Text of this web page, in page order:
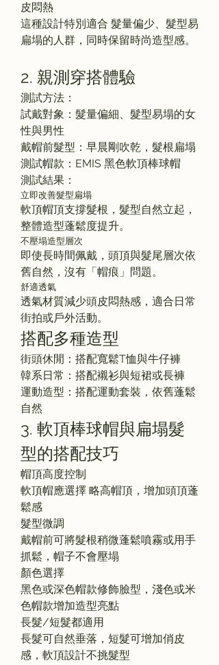
皮悶熱
這種設計特別適合 髮量偏少、髮型易
扁塌的人群，同時保留時尚造型感。
2. 親測穿搭體驗
測試方法：
試戴對象：髮量偏細、髮型易塌的女
性與男性
戴帽前髮型：早晨剛吹乾，髮根扁塌
測試帽款：EMIS 黑色軟頂棒球帽
測試結果：
立即改善髮型扁塌
軟頂帽頂支撐髮根，髮型自然立起，
整體造型蓬鬆度提升。
不壓塌造型層次
即使長時間佩戴，頭頂與髮尾層次依
舊自然，沒有「帽痕」問題。
舒適透氣
透氣材質減少頭皮悶熱感，適合日常
街拍或戶外活動。
搭配多種造型
街頭休閒：搭配寬鬆T恤與牛仔褲
韓系日常：搭配襯衫與短裙或長褲
運動造型：搭配運動套裝，依舊蓬鬆
自然
3. 軟頂棒球帽與扁塌髮
型的搭配技巧
帽頂高度控制
軟頂帽應選擇 略高帽頂，增加頭頂蓬
鬆感
髮型微調
戴帽前可將髮根稍微蓬鬆噴霧或用手
抓鬆，帽子不會壓塌
顏色選擇
黑色或深色帽款修飾臉型，淺色或米
色帽款增加造型亮點
長髮/短髮都適用
長髮可自然垂落，短髮可增加俏皮
感，軟頂設計不挑髮型